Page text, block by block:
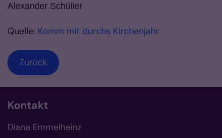
Alexander Schüller
Quelle: Komm mit durchs Kirchenjahr
Zurück
Kontakt
Diana Emmelheinz